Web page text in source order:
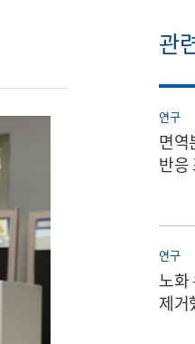
관
연구
면역
반응
연구
노화
제거